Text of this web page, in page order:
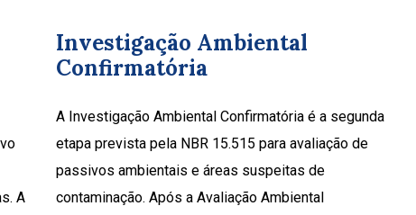
A
Investigação Ambiental
Confirmatória
A Investigação Ambiental Confirmatória é a segunda
etapa prevista pela NBR 15.515 para avaliação de
passivos ambientais e áreas suspeitas de
contaminação. Após a Avaliação Ambiental